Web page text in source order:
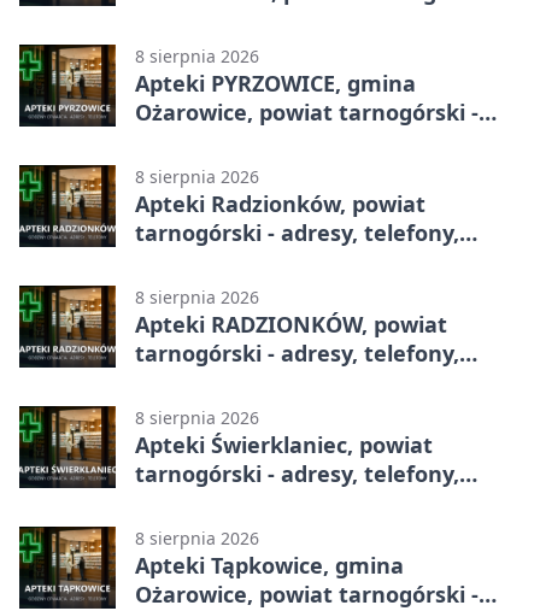
8 sierpnia 2026
Apteki PYRZOWICE, gmina
Ożarowice, powiat tarnogórski -
8 sierpnia 2026
Apteki Radzionków, powiat
tarnogórski - adresy, telefony,
8 sierpnia 2026
Apteki RADZIONKÓW, powiat
tarnogórski - adresy, telefony,
8 sierpnia 2026
Apteki Świerklaniec, powiat
tarnogórski - adresy, telefony,
8 sierpnia 2026
Apteki Tąpkowice, gmina
Ożarowice, powiat tarnogórski -